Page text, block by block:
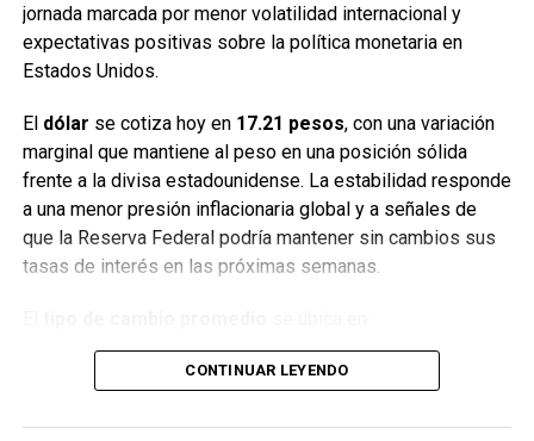
jornada marcada por menor volatilidad internacional y
expectativas positivas sobre la política monetaria en
Estados Unidos.
El dólar se cotiza hoy en 17.21 pesos, con una variación
marginal que mantiene al peso en una posición sólida
frente a la divisa estadounidense. La estabilidad responde
a una menor presión inflacionaria global y a señales de
que la Reserva Federal podría mantener sin cambios sus
tasas de interés en las próximas semanas.
17.21 pesos
CONTINUAR LEYENDO